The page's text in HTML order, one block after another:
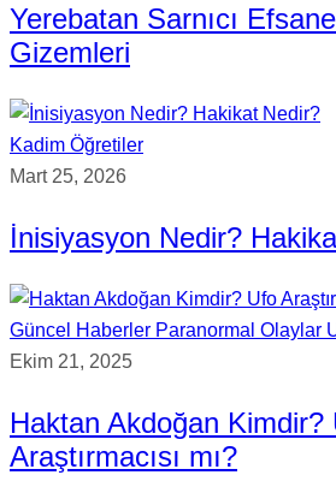
Yerebatan Sarnıcı
Gizemleri
Kadim Öğretiler
Mart 25, 2026
İnisiyasyon Nedir?
Güncel Haberler Paranormal Olaylar
Ekim 21, 2025
Haktan Akdoğan Kimdir?
Araştırmacısı mı?